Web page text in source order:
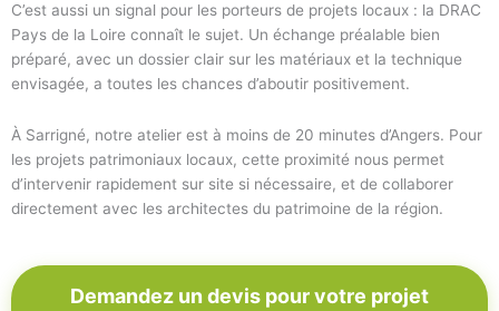
C’est aussi un signal pour les porteurs de projets locaux : la DRAC
Pays de la Loire connaît le sujet. Un échange préalable bien
préparé, avec un dossier clair sur les matériaux et la technique
envisagée, a toutes les chances d’aboutir positivement.
À Sarrigné, notre atelier est à moins de 20 minutes d’Angers. Pour
les projets patrimoniaux locaux, cette proximité nous permet
d’intervenir rapidement sur site si nécessaire, et de collaborer
directement avec les architectes du patrimoine de la région.
Demandez un devis pour votre projet